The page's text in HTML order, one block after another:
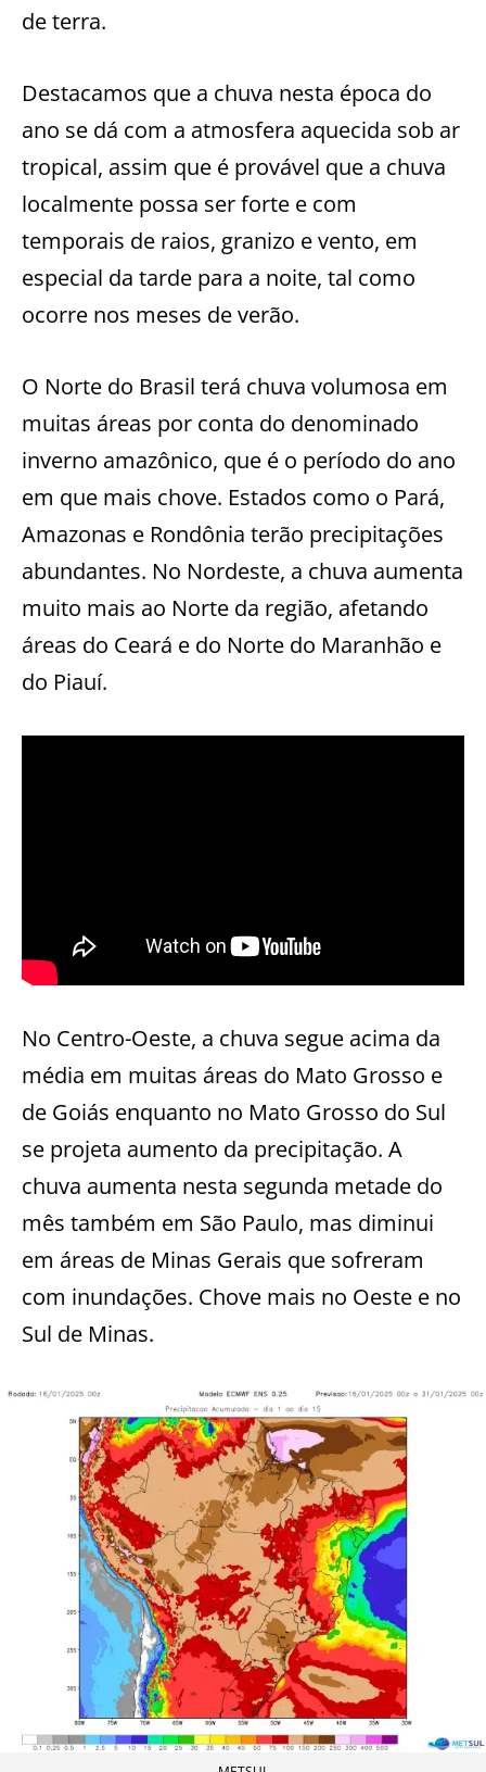
de terra.
Destacamos que a chuva nesta época do
ano se dá com a atmosfera aquecida sob ar
tropical, assim que é provável que a chuva
localmente possa ser forte e com
temporais de raios, granizo e vento, em
especial da tarde para a noite, tal como
ocorre nos meses de verão.
O Norte do Brasil terá chuva volumosa em
muitas áreas por conta do denominado
inverno amazônico, que é o período do ano
em que mais chove. Estados como o Pará,
Amazonas e Rondônia terão precipitações
abundantes. No Nordeste, a chuva aumenta
muito mais ao Norte da região, afetando
áreas do Ceará e do Norte do Maranhão e
do Piauí.
No Centro-Oeste, a chuva segue acima da
média em muitas áreas do Mato Grosso e
de Goiás enquanto no Mato Grosso do Sul
se projeta aumento da precipitação. A
chuva aumenta nesta segunda metade do
mês também em São Paulo, mas diminui
em áreas de Minas Gerais que sofreram
com inundações. Chove mais no Oeste e no
Sul de Minas.